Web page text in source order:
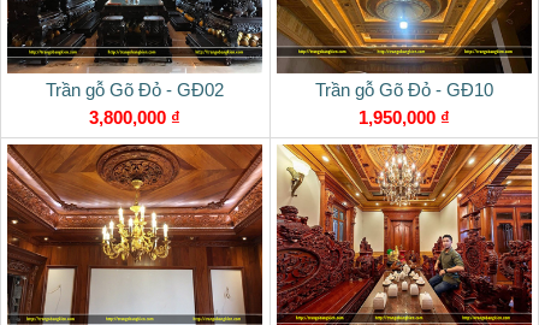
Trần gỗ Gõ Đỏ - GĐ02
3,800,000 ₫
Trần gỗ Gõ Đỏ - GĐ10
1,950,000 ₫